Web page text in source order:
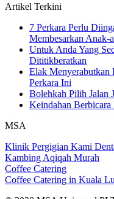
Artikel Terkini
7 Perkara Perlu
Membesarkan Anak-
Untuk Anda Yang
Dititikberatkan
Elak Menyerabutkan
Perkara Ini
Bolehkah Pilih Jalan
Keindahan
MSA
Klinik Pergigian Kami
Kambing Aqiqah Murah
Coffee Catering
Coffee Catering in Kuala